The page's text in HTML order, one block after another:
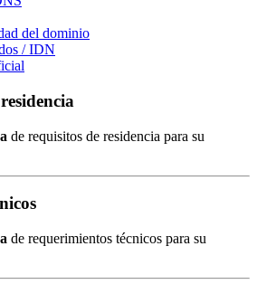
del dominio
/ IDN
de requisitos de residencia para su
de requerimientos técnicos para su